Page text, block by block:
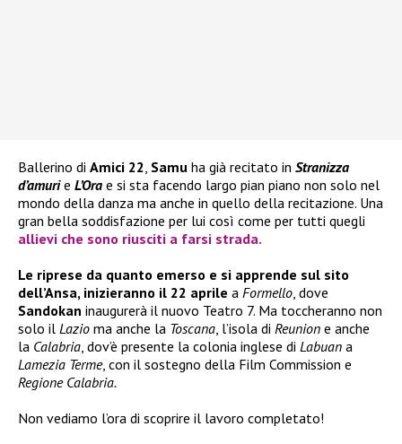
Ballerino di Amici 22, Samu ha già recitato in Stranizza
d’amurie L’Ora e si sta facendo largo pian piano non solo nel
mondo della danza ma anche in quello della recitazione. Una
gran bella soddisfazione per lui così come per tutti quegli
allievi che sono riusciti a farsi strada.
Le riprese da quanto emerso e si apprende sul sito
dell’Ansa, inizieranno il 22 aprile a Formello, dove
Sandokan inaugurerà il nuovo Teatro 7. Ma toccheranno non
solo il Lazio ma anche la Toscana, l’isola di Reunion e anche
la Calabria, dov’è presente la colonia inglese di Labuan a
Lamezia Terme, con il sostegno della Film Commission e
Regione Calabria.
Non vediamo l’ora di scoprire il lavoro completato!